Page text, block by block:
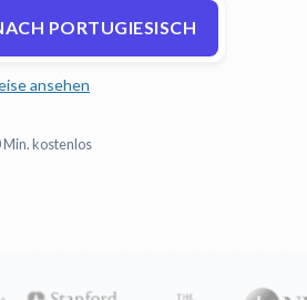
PORTUGIESISCH
ansehen
Min. kostenlos